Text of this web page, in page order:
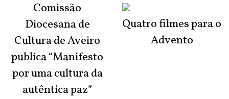
Comissão
Diocesana de
Cultura de Aveiro
publica “Manifesto
por uma cultura da
autêntica paz”
Quatro filmes para o
Advento